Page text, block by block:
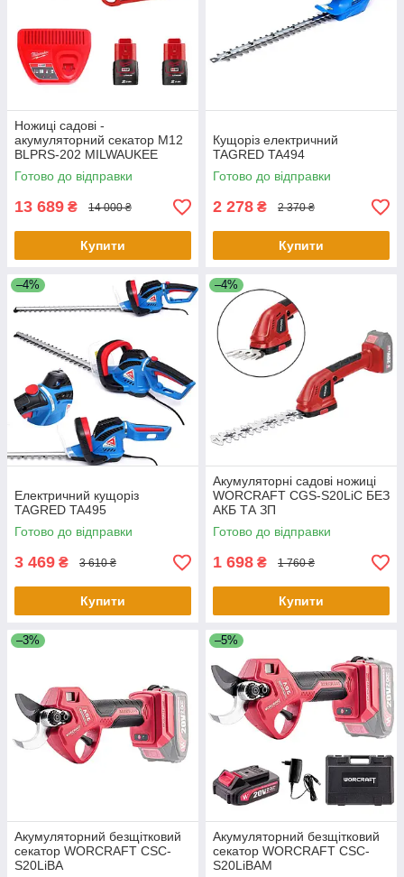
Ножиці садові -
акумуляторний секатор M12
BLPRS-202 MILWAUKEE
Готово до відправки
13 689 ₴ 14 000 ₴
Купити
Кущоріз електричний
TAGRED TA494
Готово до відправки
2 278 ₴ 2 370 ₴
Купити
–4%
Електричний кущоріз
TAGRED TA495
Готово до відправки
3 469 ₴ 3 610 ₴
Купити
–4%
Акумуляторні садові ножиці
WORCRAFT CGS-S20LiC БЕЗ
АКБ ТА ЗП
Готово до відправки
1 698 ₴ 1 760 ₴
Купити
–3%
Акумуляторний безщітковий
секатор WORCRAFT CSC-
S20LiBA
–5%
Акумуляторний безщітковий
секатор WORCRAFT CSC-
S20LiBAM